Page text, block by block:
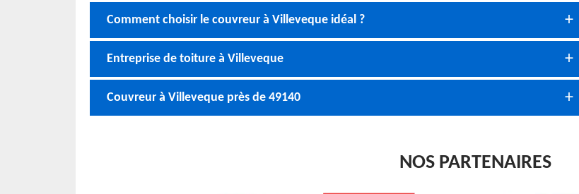
Comment choisir le couvreur à Villeveque idéal ?
Entreprise de toiture à Villeveque
Couvreur à Villeveque près de 49140
NOS PARTENAIRES